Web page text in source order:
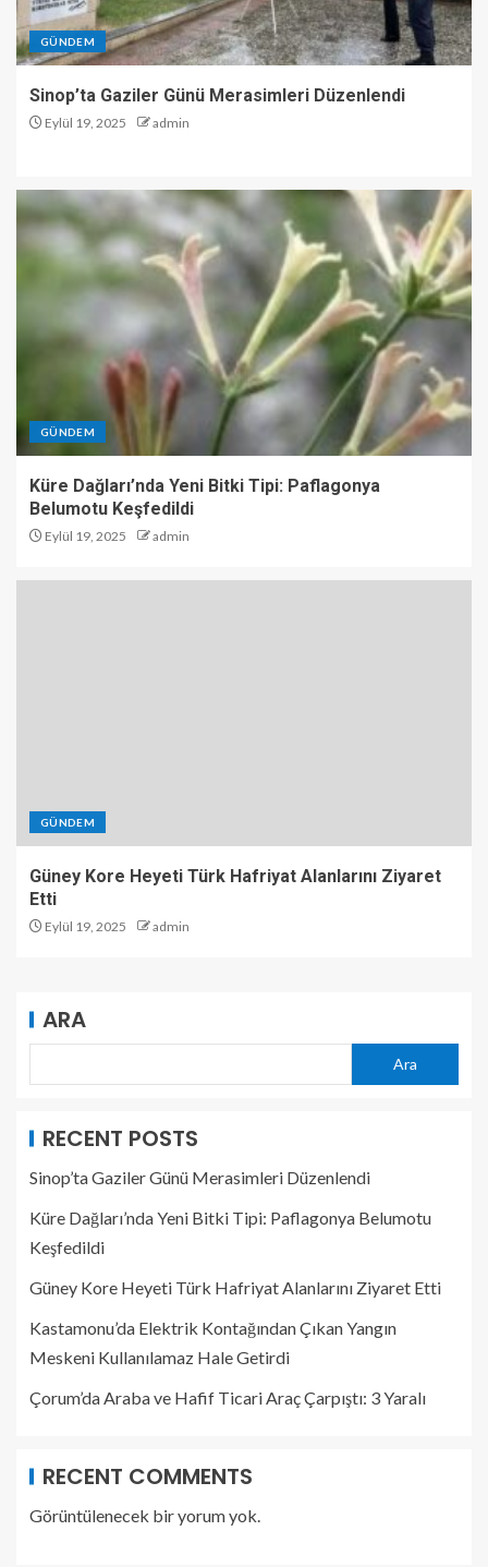
GÜNDEM
Sinop’ta Gaziler Günü Merasimleri Düzenlendi
Eylül 19, 2025 admin
GÜNDEM
Küre Dağları’nda Yeni Bitki Tipi: Paflagonya
Belumotu Keşfedildi
Eylül 19, 2025 admin
GÜNDEM
Güney Kore Heyeti Türk Hafriyat Alanlarını Ziyaret
Etti
Eylül 19, 2025 admin
ARA
Ara
RECENT POSTS
Sinop’ta Gaziler Günü Merasimleri Düzenlendi
Küre Dağları’nda Yeni Bitki Tipi: Paflagonya Belumotu
Keşfedildi
Güney Kore Heyeti Türk Hafriyat Alanlarını Ziyaret Etti
Kastamonu’da Elektrik Kontağından Çıkan Yangın
Meskeni Kullanılamaz Hale Getirdi
Çorum’da Araba ve Hafif Ticari Araç Çarpıştı: 3 Yaralı
RECENT COMMENTS
Görüntülenecek bir yorum yok.